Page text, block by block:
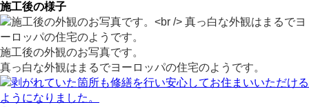
施工後の様子
施工後の外観のお写真です。
真っ白な外観はまるでヨーロッパの住宅のようです。